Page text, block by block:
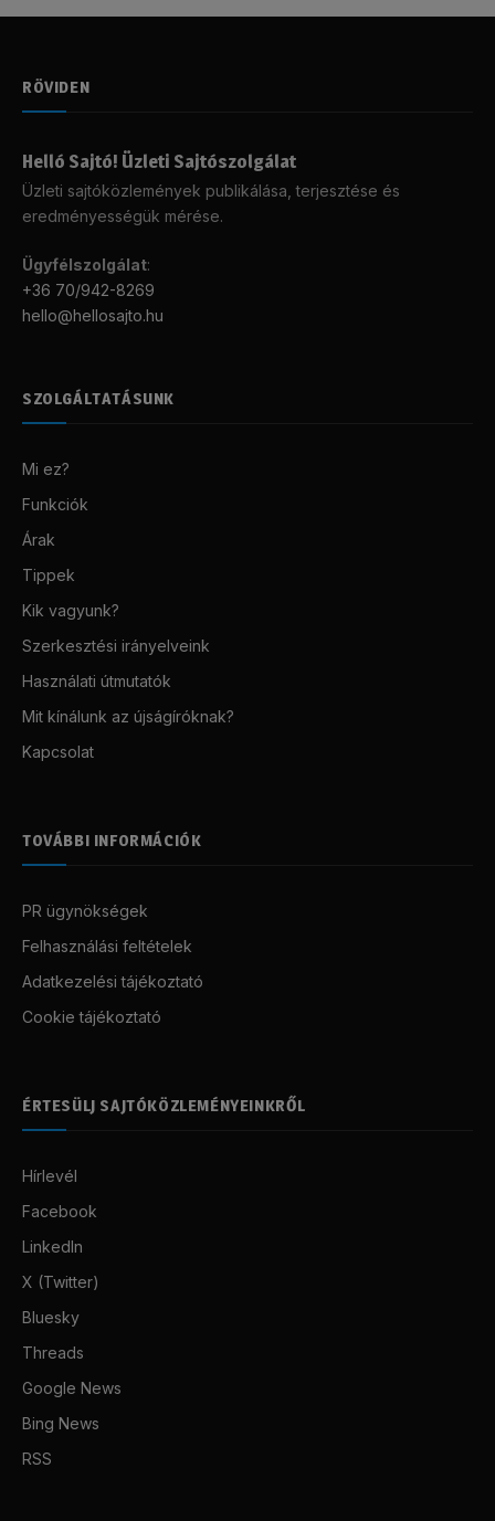
RÖVIDEN
Helló Sajtó! Üzleti Sajtószolgálat
Üzleti sajtóközlemények publikálása, terjesztése és
eredményességük mérése.
Ügyfélszolgálat:
+36 70/942-8269
hello@hellosajto.hu
SZOLGÁLTATÁSUNK
Mi ez?
Funkciók
Árak
Tippek
Kik vagyunk?
Szerkesztési irányelveink
Használati útmutatók
Mit kínálunk az újságíróknak?
Kapcsolat
TOVÁBBI INFORMÁCIÓK
PR ügynökségek
Felhasználási feltételek
Adatkezelési tájékoztató
Cookie tájékoztató
ÉRTESÜLJ SAJTÓKÖZLEMÉNYEINKRŐL
Hírlevél
Facebook
LinkedIn
X (Twitter)
Bluesky
Threads
Google News
Bing News
RSS